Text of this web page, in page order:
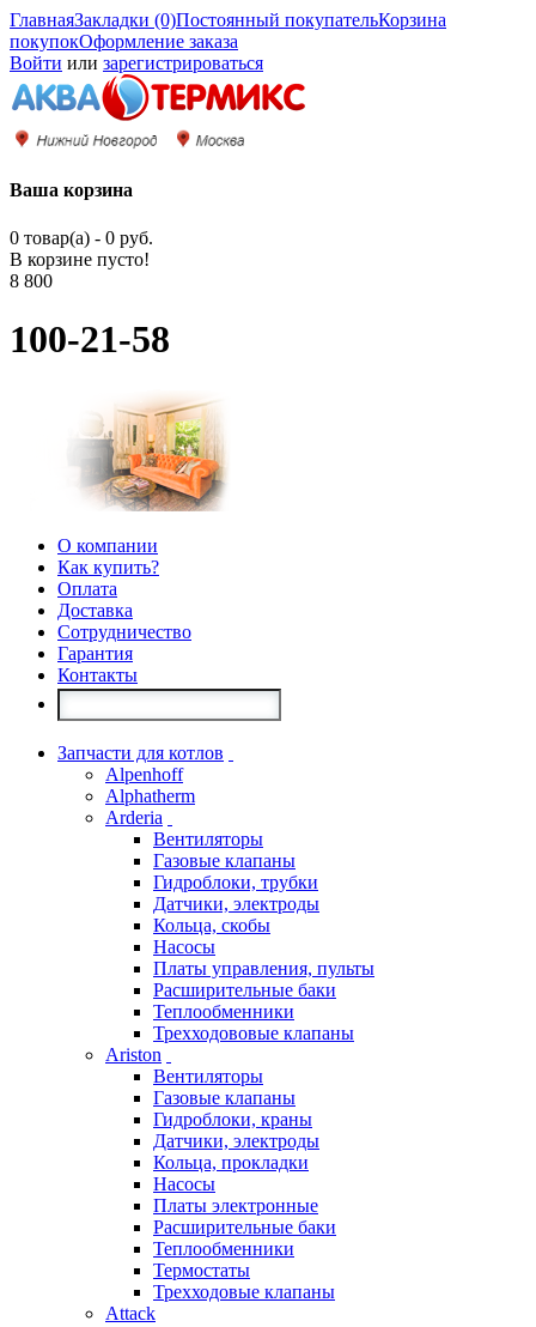
ГлавнаяЗакладки (0)Постоянный покупательКорзина
покупокОформление заказа
Войти или зарегистрироваться
Ваша корзина
0 товар(а) - 0 руб.
В корзине пусто!
8 800
100-21-58
О компании
Как купить?
Оплата
Доставка
Сотрудничество
Гарантия
Контакты
Запчасти для котлов
Alpenhoff
Alphatherm
Arderia
Вентиляторы
Газовые клапаны
Гидроблоки, трубки
Датчики, электроды
Кольца, скобы
Насосы
Платы управления, пульты
Расширительные баки
Теплообменники
Трехходововые клапаны
Ariston
Вентиляторы
Газовые клапаны
Гидроблоки, краны
Датчики, электроды
Кольца, прокладки
Насосы
Платы электронные
Расширительные баки
Теплообменники
Термостаты
Трехходовые клапаны
Attack